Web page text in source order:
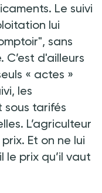
Le suivi
lui
sans
C’est d'ailleurs
« actes »
les
sous tarifés
L’agriculteur
Et on ne lui
le prix qu’il vaut